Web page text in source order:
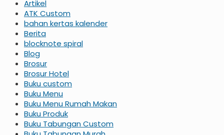
Artikel
ATK Custom
bahan kertas kalender
Berita
blocknote spiral
Blog
Brosur
Brosur Hotel
Buku custom
Buku Menu
Buku Menu Rumah Makan
Buku Produk
Buku Tabungan Custom